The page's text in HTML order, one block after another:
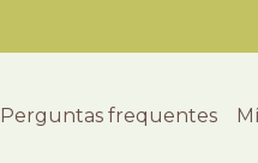
Perguntas frequentes